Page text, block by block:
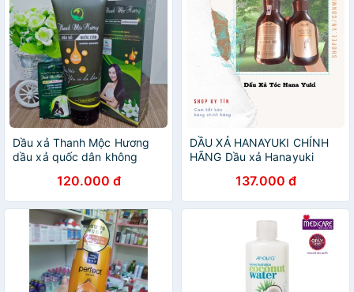
Dầu xả Thanh Mộc Hương
dầu xả quốc dân không
120.000 đ
DẦU XẢ HANAYUKI CHÍNH
HÃNG Dầu xả Hanayuki
giúp dưỡng ẩm, làm mềm
mượt tóc
137.000 đ